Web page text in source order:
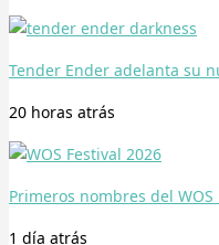
Tender Ender adelanta su
20 horas atrás
Primeros nombres del
1 día atrás